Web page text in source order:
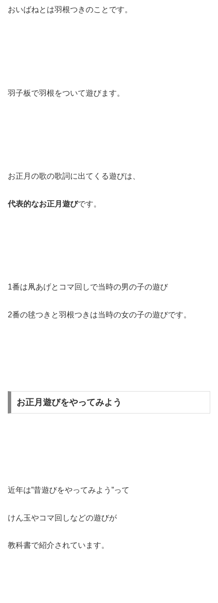
おいばねとは羽根つきのことです。
羽子板で羽根をついて遊びます。
お正月の歌の歌詞に出てくる遊びは、
代表的なお正月遊びです。
1番は凧あげとコマ回しで当時の男の子の遊び
2番の毬つきと羽根つきは当時の女の子の遊びです。
お正月遊びをやってみよう
近年は”昔遊びをやってみよう”って
けん玉やコマ回しなどの遊びが
教科書で紹介されています。